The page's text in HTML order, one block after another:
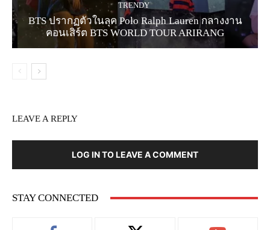
TRENDY
BTS ปรากฏตัวในลุค Polo Ralph Lauren กลางงาน
คอนเสิร์ต BTS WORLD TOUR ARIRANG
LEAVE A REPLY
LOG IN TO LEAVE A COMMENT
STAY CONNECTED